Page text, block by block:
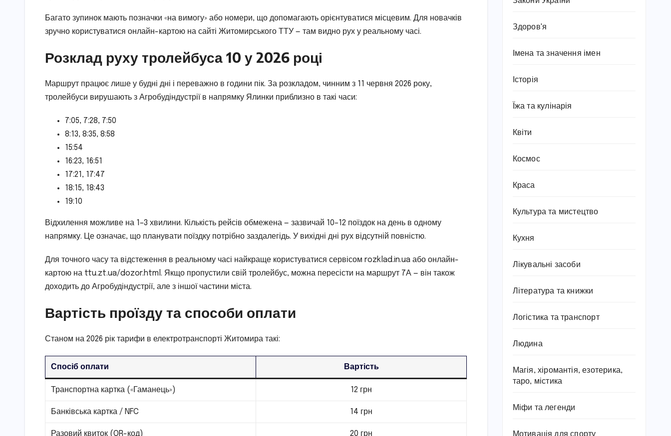
Багато зупинок мають позначки «на вимогу» або номери, що допомагають орієнтуватися місцевим. Для новачків
зручно користуватися онлайн-картою на сайті Житомирського ТТУ — там видно рух у реальному часі.
Розклад руху тролейбуса 10 у 2026 році
Маршрут працює лише у будні дні і переважно в години пік. За розкладом, чинним з 11 червня 2026 року,
тролейбуси вирушають з Агробудіндустрії в напрямку Ялинки приблизно в такі часи:
7:05, 7:28, 7:50
8:13, 8:35, 8:58
15:54
16:23, 16:51
17:21, 17:47
18:15, 18:43
19:10
Відхилення можливе на 1–3 хвилини. Кількість рейсів обмежена — зазвичай 10–12 поїздок на день в одному
напрямку. Це означає, що планувати поїздку потрібно заздалегідь. У вихідні дні рух відсутній повністю.
Для точного часу та відстеження в реальному часі найкраще користуватися сервісом rozklad.in.ua або онлайн-
картою на ttu.zt.ua/dozor.html. Якщо пропустили свій тролейбус, можна пересісти на маршрут 7А — він також
доходить до Агробудіндустрії, але з іншої частини міста.
Вартість проїзду та способи оплати
Станом на 2026 рік тарифи в електротранспорті Житомира такі:
Спосіб оплати Вартість
Транспортна картка («Гаманець») 12 грн
Банківська картка / NFC 14 грн
Разовий квиток (QR-код) 20 грн
Здоров'я
Імена та значення імен
Історія
Їжа та кулінарія
Квіти
Космос
Краса
Культура та мистецтво
Кухня
Лікувальні засоби
Література та книжки
Логістика та транспорт
Людина
Магія, хіромантія, езотерика,
таро, містика
Міфи та легенди
Мотивація для спорту